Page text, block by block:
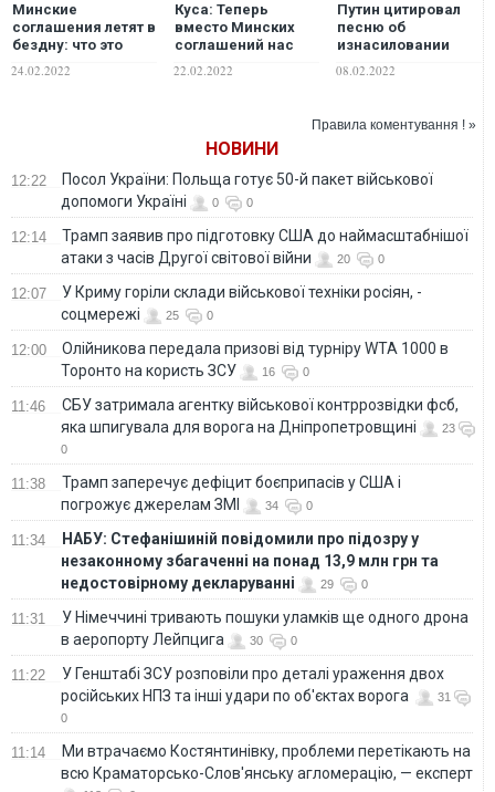
Минские
соглашения летят в
бездну: что это
означает для
Украины — BBC
24.02.2022
Куса: Теперь
вместо Минских
соглашений нас
будут бить через
"независимые"
российские войска
22.02.2022
Путин цитировал
песню об
изнасиловании
трупа девушки,
комментируя
Украиной Минских
соглашений:
08.02.2022
Правила коментування ! »
НОВИНИ
12:22
Посол України: Польща готує 50-й пакет військової
допомоги Україні
0 0
12:14
Трамп заявив про підготовку США до наймасштабнішої
атаки з часів Другої світової війни
20 0
12:07
У Криму горіли склади військової техніки росіян, -
соцмережі
25 0
12:00
Олійникова передала призові від турніру WTA 1000 в
Торонто на користь ЗСУ
16 0
11:46
СБУ затримала агентку військової контррозвідки фсб,
яка шпигувала для ворога на Дніпропетровщині
23
0
11:38
Трамп заперечує дефіцит боєприпасів у США і
погрожує джерелам ЗМІ
34 0
11:34
НАБУ: Стефанішиній повідомили про підозру у
незаконному збагаченні на понад 13,9 млн грн та
недостовірному декларуванні
29 0
11:31
У Німеччині тривають пошуки уламків ще одного дрона
в аеропорту Лейпцига
30 0
11:22
У Генштабі ЗСУ розповіли про деталі ураження двох
російських НПЗ та інші удари по об'єктах ворога
31
0
11:14
Ми втрачаємо Костянтинівку, проблеми перетікають на
всю Краматорсько-Слов'янську агломерацію, — експерт